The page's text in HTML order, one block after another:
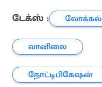
டேக்ஸ் :
லோக்கல்
வானிலை
நோட்டிபிகேஷன்